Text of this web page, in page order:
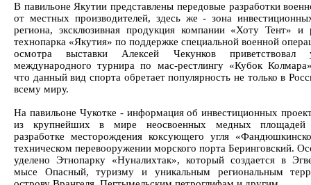
В павильоне Якутии представлены передовые разработки
от местных производителей, здесь же - зона
региона, эксклюзивная продукция компании «Хоту Тент» и
технопарка «Якутия» по поддержке специальной военной
осмотра выставки Алексей Чекунков приветствовал
международного турнира по мас-рестлингу «Кубок
что данный вид спорта обретает популярность не только в
всему миру.
На павильоне Чукотке - информация об инвестиционных
из крупнейших в мире неосвоенных медных площадей
разработке месторождения коксующего угля
техническом перевооружении морского порта Беринговский.
уделено Этнопарку «Нуналихтак», который создается в
мысе Опасный, туризму и уникальным региональным